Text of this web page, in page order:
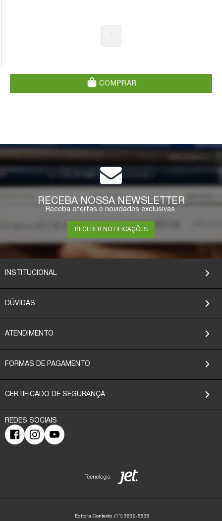
COMPRAR
RECEBA NOSSA NEWSLETTER
Receba ofertas e novidades exclusivas.
RECEBER NOTIFICAÇÕES
INSTITUCIONAL
DÚVIDAS
ATENDIMENTO
FORMAS DE PAGAMENTO
CERTIFICADO DE SEGURANÇA
Editora Contexto (11) 3832-5838